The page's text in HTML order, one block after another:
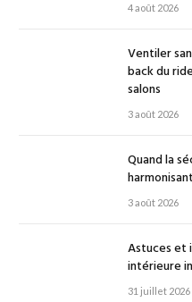
4 août 2026
Ventiler
back du
salons
3 août 2026
Quand la
3 août 2026
Astuces et
intérieure
31 juillet 2026